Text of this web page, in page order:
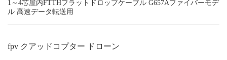
1～4芯屋内FTTHフラットドロップケーブル G657Aファイバーモデ
ル 高速データ転送用
fpv クアッドコプター ドローン